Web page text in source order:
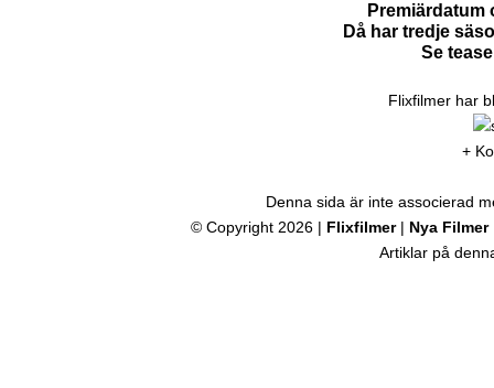
Premiärdatum
Då har tredje
Se
Flixfilmer har
+
Denna sida är inte associerad
© Copyright 2026 | Flixfilmer| Nya Filmer
Artiklar på